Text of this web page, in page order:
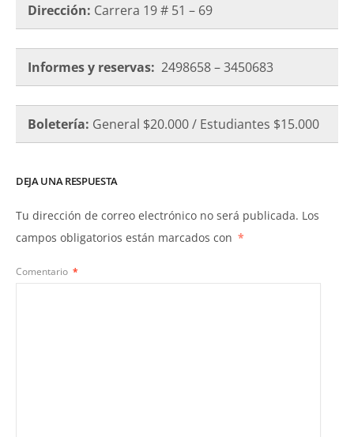
Dirección: Carrera 19 # 51 – 69
Informes y reservas: 2498658 – 3450683
Boletería: General $20.000 / Estudiantes $15.000
DEJA UNA RESPUESTA
Tu dirección de correo electrónico no será publicada. Los
campos obligatorios están marcados con *
Comentario *